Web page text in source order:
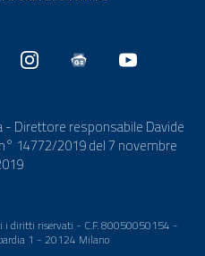
- Direttore responsabile Davide
14772/2019 del 7 novembre
i diritti riservati - C.F. 80050050154 -
1 - 20124 Milano